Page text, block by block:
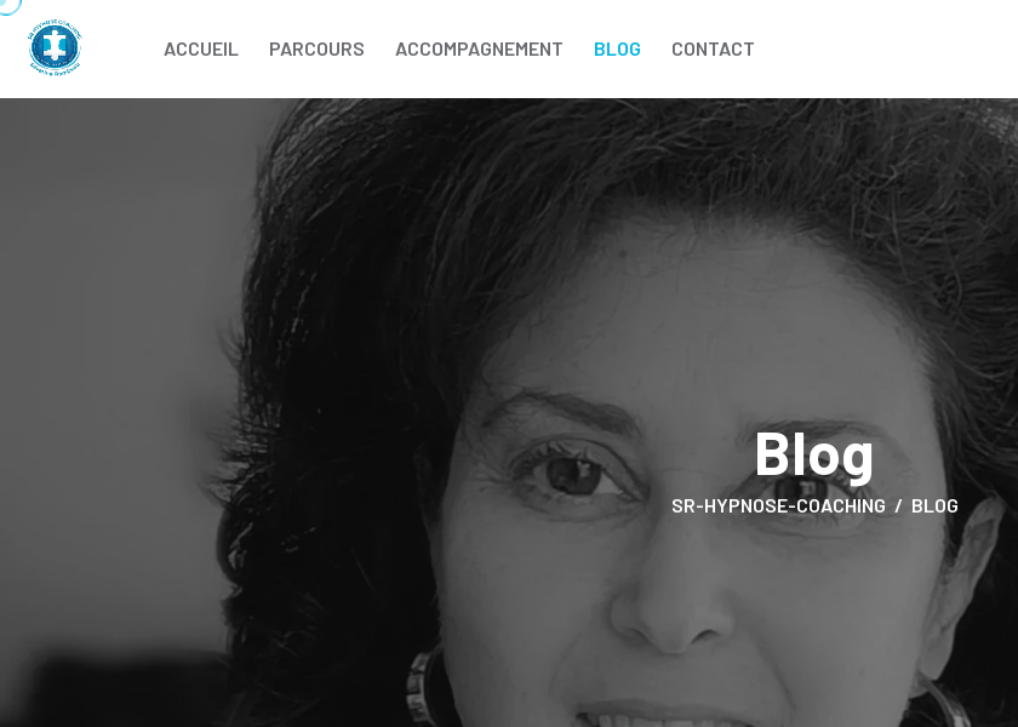
ACCUEIL PARCOURS ACCOMPAGNEMENT BLOG CONTACT
Blog
SR-HYPNOSE-COACHING BLOG